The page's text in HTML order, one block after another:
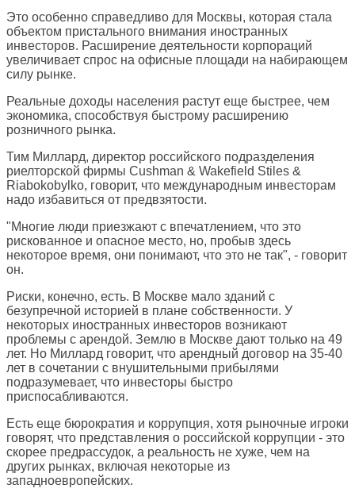
Это особенно справедливо для Москвы, которая стала
объектом пристального внимания иностранных
инвесторов. Расширение деятельности корпораций
увеличивает спрос на офисные площади на набирающем
силу рынке.
Реальные доходы населения растут еще быстрее, чем
экономика, способствуя быстрому расширению
розничного рынка.
Тим Миллард, директор российского подразделения
риелторской фирмы Cushman & Wakefield Stiles &
Riabokobylko, говорит, что международным инвесторам
надо избавиться от предвзятости.
"Многие люди приезжают с впечатлением, что это
рискованное и опасное место, но, пробыв здесь
некоторое время, они понимают, что это не так", - говорит
он.
Риски, конечно, есть. В Москве мало зданий с
безупречной историей в плане собственности. У
некоторых иностранных инвесторов возникают
проблемы с арендой. Землю в Москве дают только на 49
лет. Но Миллард говорит, что арендный договор на 35-40
лет в сочетании с внушительными прибылями
подразумевает, что инвесторы быстро
приспосабливаются.
Есть еще бюрократия и коррупция, хотя рыночные игроки
говорят, что представления о российской коррупции - это
скорее предрассудок, а реальность не хуже, чем на
других рынках, включая некоторые из
западноевропейских.